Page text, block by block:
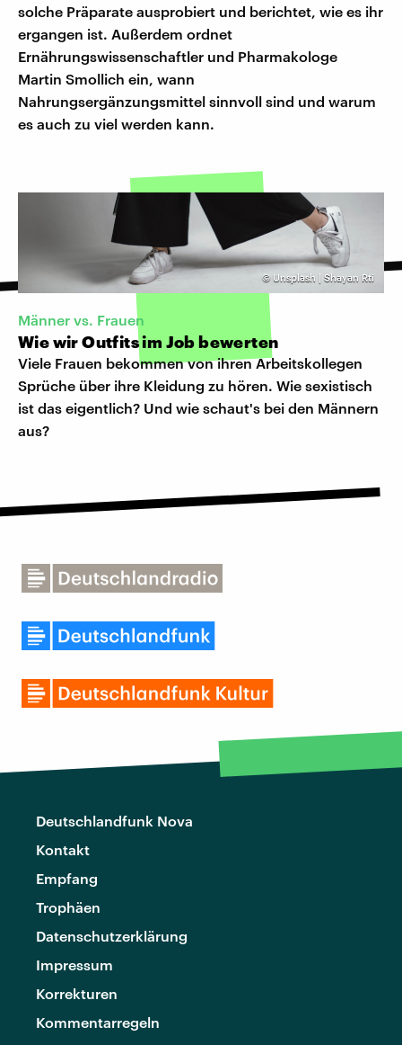
solche Präparate ausprobiert und berichtet, wie es ihr
ergangen ist. Außerdem ordnet
Ernährungswissenschaftler und Pharmakologe
Martin Smollich ein, wann
Nahrungsergänzungsmittel sinnvoll sind und warum
es auch zu viel werden kann.
© Unsplash | Shayan Rti
Männer vs. Frauen
Wie wir Outfits im Job bewerten
Viele Frauen bekommen von ihren Arbeitskollegen
Sprüche über ihre Kleidung zu hören. Wie sexistisch
ist das eigentlich? Und wie schaut's bei den Männern
aus?
Deutschlandfunk Nova
Kontakt
Empfang
Trophäen
Datenschutzerklärung
Impressum
Korrekturen
Kommentarregeln